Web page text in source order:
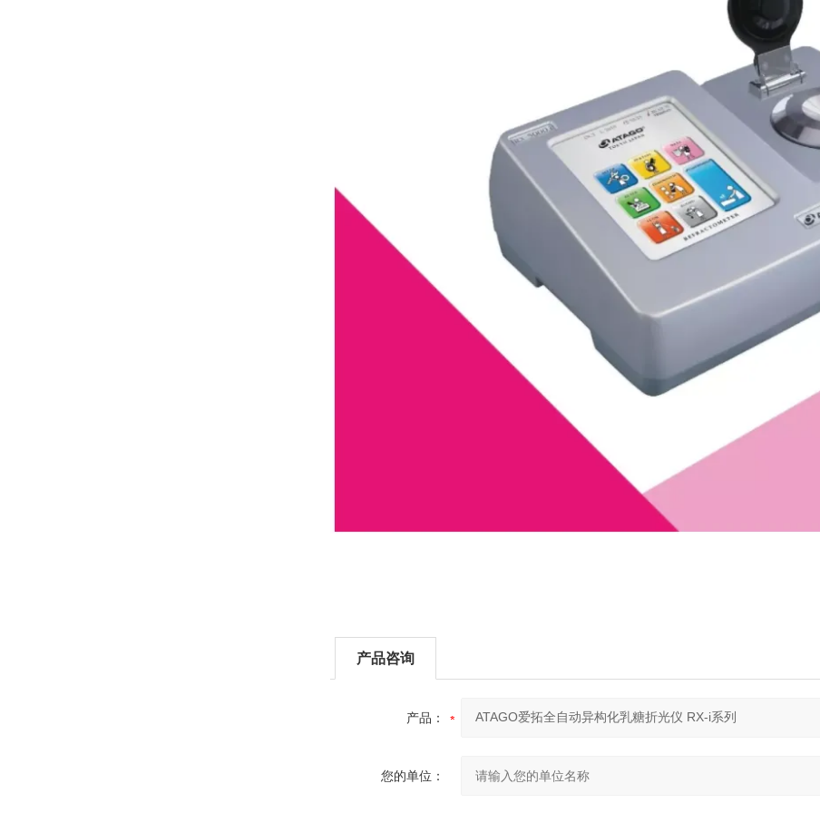
产品咨询
产品：
您的单位：